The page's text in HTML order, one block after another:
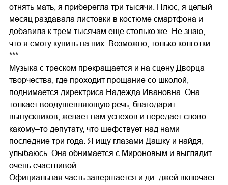
отнять мать, я приберегла три тысячи. Плюс, я целый
месяц раздавала листовки в костюме смартфона и
добавила к трем тысячам еще столько же. Не знаю,
что я смогу купить на них. Возможно, только колготки.
***
Музыка с треском прекращается и на сцену Дворца
творчества, где проходит прощание со школой,
поднимается директриса Надежда Ивановна. Она
толкает воодушевляющую речь, благодарит
выпускников, желает нам успехов и передает слово
какому–то депутату, что шефствует над нами
последние три года. Я ищу глазами Дашку и найдя,
улыбаюсь. Она обнимается с Мироновым и выглядит
очень счастливой.
Официальная часть завершается и ди–джей включает